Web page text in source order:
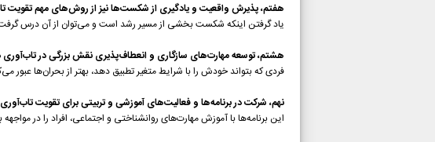
هفتم، پذیرش واقعیت و یادگیری از شکست‌ها نیز از روش‌های مهم تقویت
یاد گرفتن اینکه شکست بخشی از مسیر رشد است و می‌توان از آن درس
هشتم، توسعه مهارت‌های سازگاری و انعطاف‌پذیری نقش بزرگی در تاب‌آوری
فردی که بتواند خودش را با شرایط متغیر تطبیق دهد، بهتر از بحران‌ها عبور
نهم، شرکت در برنامه‌ها و فعالیت‌های آموزشی و تربیتی برای تقویت
این برنامه‌ها با آموزش مهارت‌های روانشناختی و اجتماعی، افراد را در